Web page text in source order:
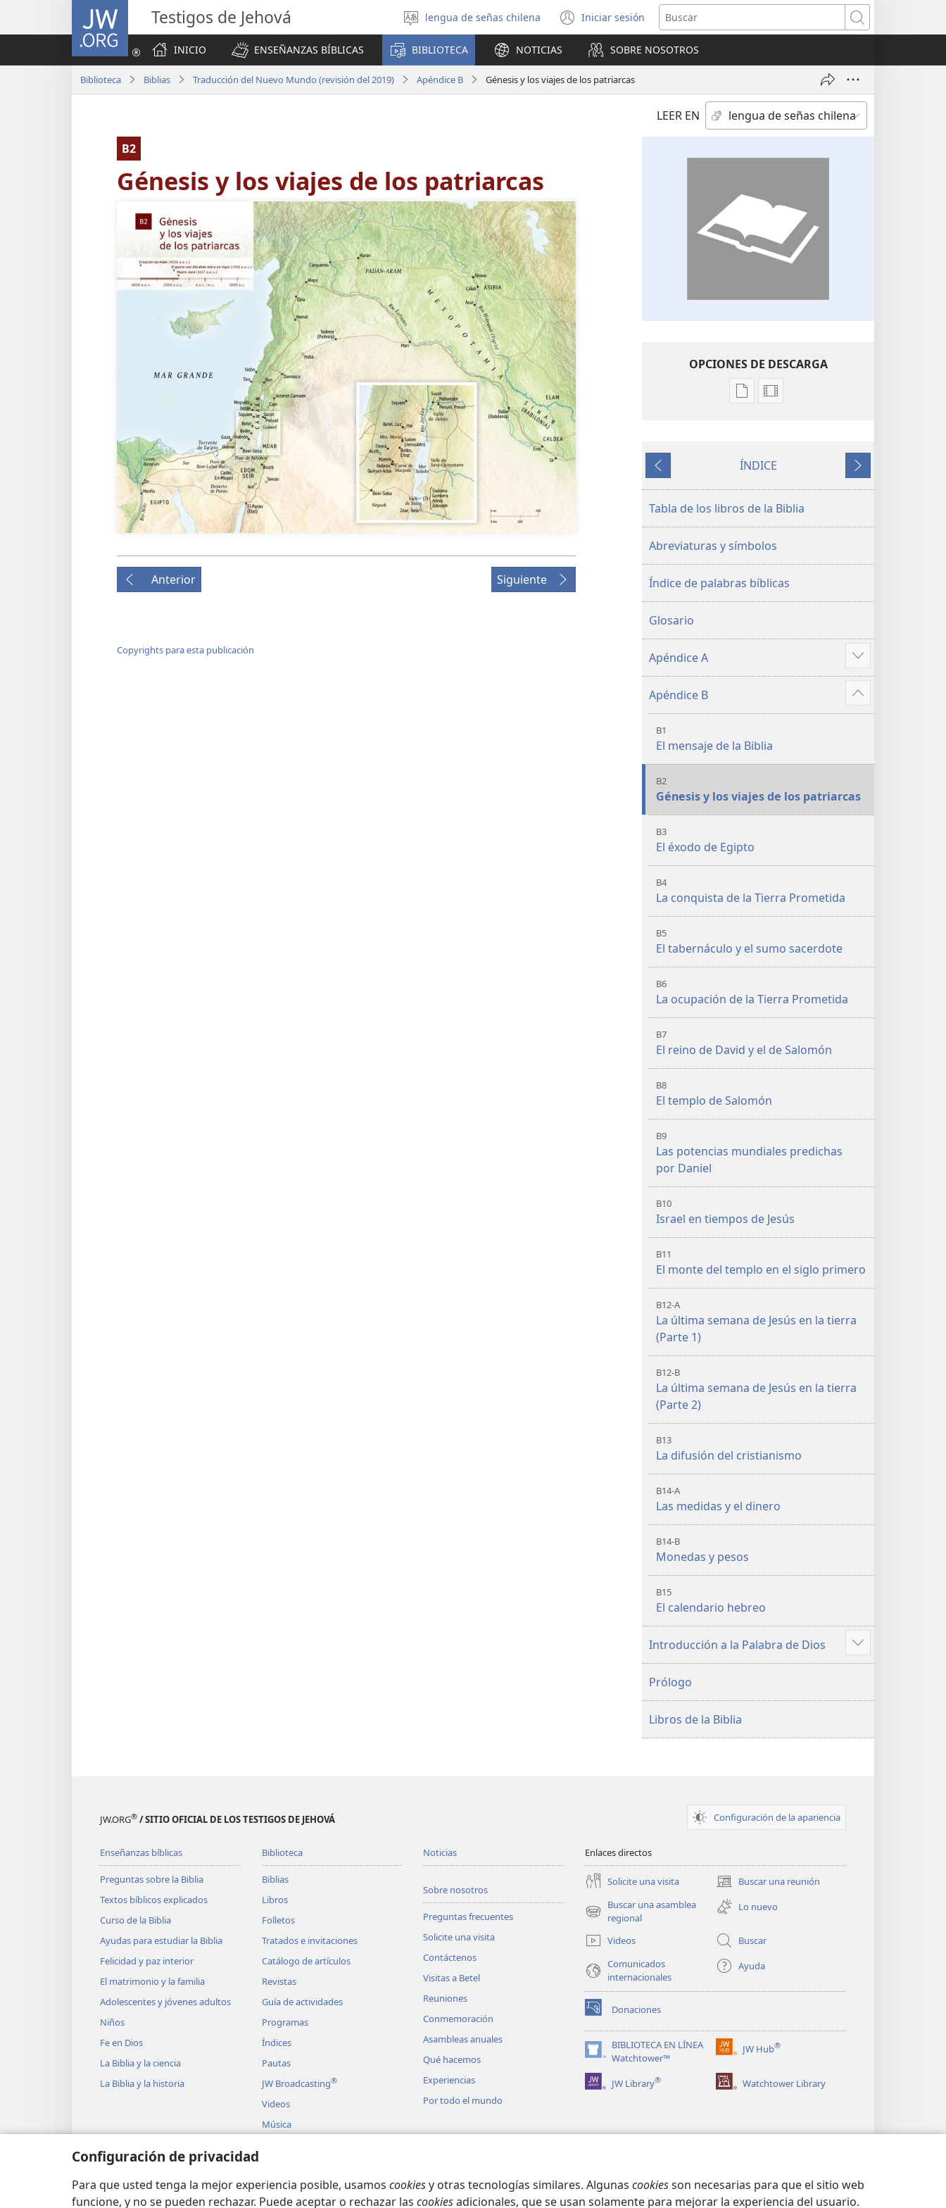
Configuración de privacidad
Para que usted tenga la mejor experiencia posible, usamos cookiesy otras tecnologías similares. Algunas cookiesson necesarias para que el sitio web
funcione, y no se pueden rechazar. Puede aceptar o rechazar las cookiesadicionales, que se usan solamente para mejorar la experiencia del usuario.
JW.ORG Testigos de Jehová
Seleccionar
idioma
lengua de señas chilena Iniciar sesión
(abre
una
nueva
ventana)
Buscar
INICIO
ENSEÑANZAS BÍBLICAS BIBLIOTECA NOTICIAS SOBRE NOSOTROS
Biblioteca Biblias Traducción del Nuevo Mundo (revisión del 2019) Apéndice B Génesis y los viajes de los patriarcas
LEER EN
B2
Génesis y los viajes de los patriarcas
Anterior Siguiente
Copyrights para esta publicación
OPCIONES DE DESCARGA
Opciones
publicaciones
Biblia.
Traducción
Nuevo
Mundo
(revisión
del
Opciones
video
Biblia.
Traducción
Nuevo
Mundo
(revisión
del
Anterior
ÍNDICE
Siguiente
Tabla de los libros de la Biblia
Abreviaturas y símbolos
Índice de palabras bíblicas
Glosario
Apéndice A
Mostrar
más
Apéndice B
Mostrar
más
B1
El mensaje de la Biblia
B2
Génesis y los viajes de los patriarcas
B3
El éxodo de Egipto
B4
La conquista de la Tierra Prometida
B5
El tabernáculo y el sumo sacerdote
B6
La ocupación de la Tierra Prometida
B7
El reino de David y el de Salomón
B8
El templo de Salomón
B9
Las potencias mundiales predichas
por Daniel
B10
Israel en tiempos de Jesús
B11
El monte del templo en el siglo primero
B12-A
La última semana de Jesús en la tierra
(Parte 1)
B12-B
La última semana de Jesús en la tierra
(Parte 2)
B13
La difusión del cristianismo
B14-A
Las medidas y el dinero
B14-B
Monedas y pesos
B15
El calendario hebreo
Introducción a la Palabra de Dios
Mostrar
más
Prólogo
Libros de la Biblia
JW.ORG® / SITIO OFICIAL DE LOS TESTIGOS DE JEHOVÁ Configuración de la apariencia
Enseñanzas bíblicas
Preguntas sobre la Biblia
Textos bíblicos explicados
Curso de la Biblia
Ayudas para estudiar la Biblia
Felicidad y paz interior
El matrimonio y la familia
Adolescentes y jóvenes adultos
Niños
Fe en Dios
La Biblia y la ciencia
La Biblia y la historia
Biblioteca
Biblias
Libros
Folletos
Tratados e invitaciones
Catálogo de artículos
Revistas
Guía de actividades
Programas
Índices
Pautas
JW Broadcasting®
Videos
Música
Biblia
Noticias
Sobre nosotros
Preguntas frecuentes
Solicite una visita
Contáctenos
Visitas a Betel
Reuniones
Conmemoración
Asambleas anuales
Qué hacemos
Experiencias
Por todo el mundo
Enlaces directos
Solicite una visita Buscar una reunión
(abre
una
nueva
Buscar una asamblea
regional
(abre
nueva
ventana)
Lo nuevo
Videos
Buscar
Comunicados
internacionales
Ayuda
Donaciones
(abre
una
nueva
ventana)
BIBLIOTECA EN LÍNEA
Watchtower™
(abre
una
nueva
JW Hub®
(abre
nueva
JW Library® Watchtower Library